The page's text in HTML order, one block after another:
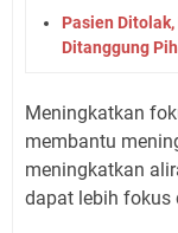
Pasien
Ditanggung
Meningkatkan
membantu
meningkatkan
dapat lebih fokus